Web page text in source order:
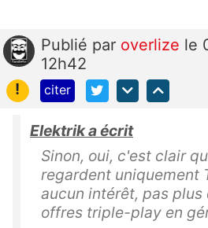
Publié par overlize le
12h42
!
citer
Elektrik a écrit
Sinon, oui, c'est clair
regardent uniquement
aucun intérêt, pas
offres triple-play en